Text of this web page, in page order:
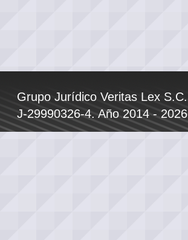
Grupo Jurídico Veritas Lex S.C.
J-29990326-4. Año 2014 - 2026